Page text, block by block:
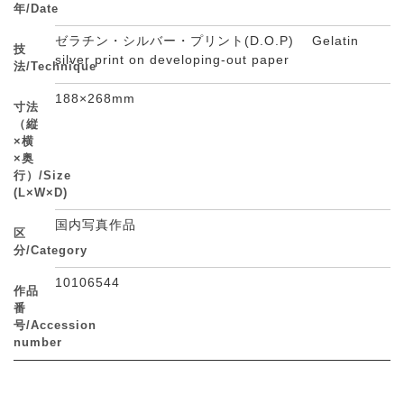
年/Date
技
法/Technique
ゼラチン・シルバー・プリント(D.O.P) Gelatin
silver print on developing-out paper
寸法
（縦
×横
×奥
行）/Size
(L×W×D)
188×268mm
区
分/Category
国内写真作品
作品
番
号/Accession
number
10106544